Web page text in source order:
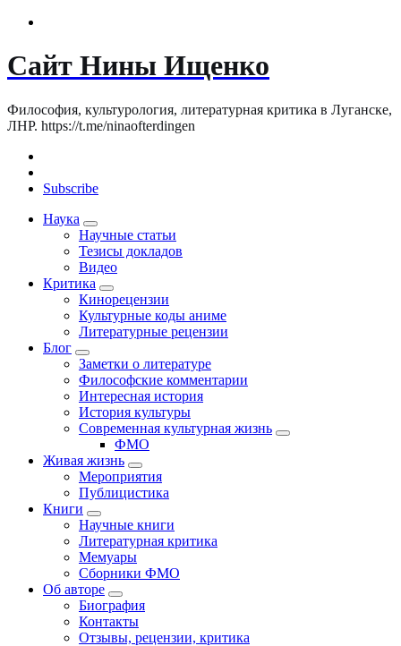
Сайт Нины Ищенко
Философия, культурология, литературная критика в Луганске,
ЛНР. https://t.me/ninaofterdingen
Subscribe
Наука
Научные статьи
Тезисы докладов
Видео
Критика
Кинорецензии
Культурные коды аниме
Литературные рецензии
Блог
Заметки о литературе
Философские комментарии
Интересная история
История культуры
Современная культурная жизнь
ФМО
Живая жизнь
Мероприятия
Публицистика
Книги
Научные книги
Литературная критика
Мемуары
Сборники ФМО
Об авторе
Биография
Контакты
Отзывы, рецензии, критика